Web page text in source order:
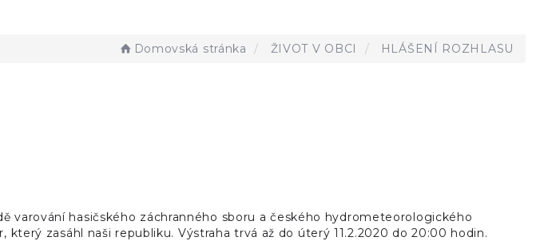
Domovská stránka ŽIVOT V OBCI HLÁŠENÍ ROZHLASU
varování hasičského záchranného sboru a českého hydrometeorologického
zasáhl naši republiku. Výstraha trvá až do úterý 11.2.2020 do 20:00 hodin.